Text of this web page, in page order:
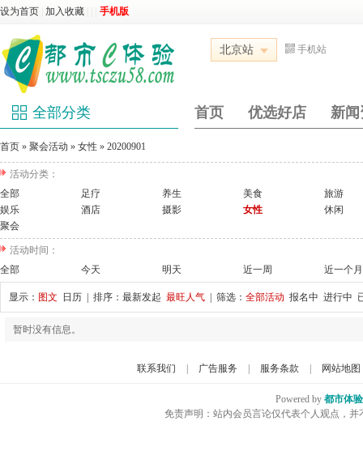
设为首页 加入收藏 手机版
北京站 手机站
全部分类 首页 优选好店 新闻
首页 » 聚会活动 » 女性 » 20200901
活动分类：
全部
足疗 养生 美食
旅游
娱乐
酒店 摄影 女性
休闲
聚会
活动时间：
全部
今天 明天 近一周 近一个月
显示： 图文 日历 | 排序： 最新发起 最旺人气 | 筛选： 全部活动 报名中 进行中
暂时没有信息。
联系我们 广告服务 服务条款 网站地图
Powered by 都市体
免责声明：站内会员言论仅代表个人观点，